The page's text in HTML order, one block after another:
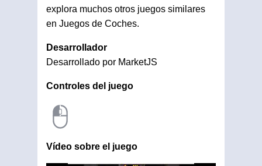
explora muchos otros juegos similares
en Juegos de Coches.
Desarrollador
Desarrollado por MarketJS
Controles del juego
Vídeo sobre el juego